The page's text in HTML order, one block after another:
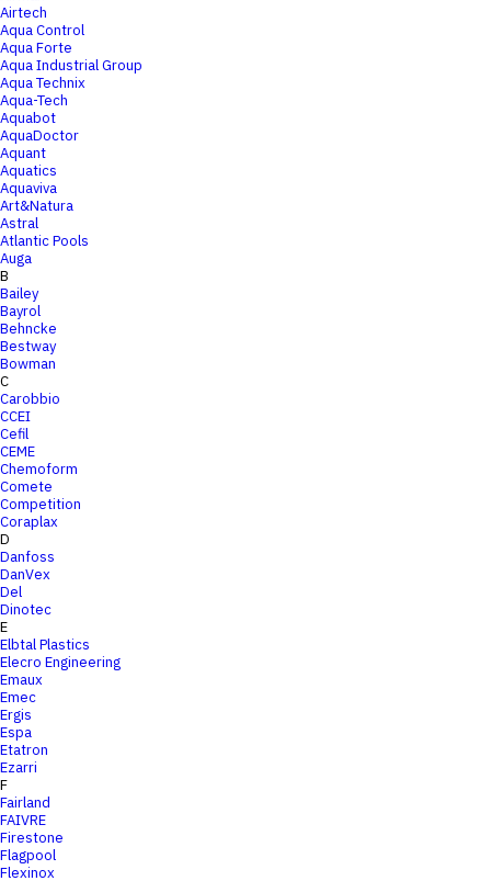
Airtech
Aqua Control
Aqua Forte
Aqua Industrial Group
Aqua Technix
Aqua-Tech
Aquabot
AquaDoctor
Aquant
Aquatics
Aquaviva
Art&Natura
Astral
Atlantic Pools
Auga
B
Bailey
Bayrol
Behncke
Bestway
Bowman
C
Carobbio
CCEI
Cefil
CEME
Chemoform
Comete
Competition
Coraplax
D
Danfoss
DanVex
Del
Dinotec
E
Elbtal Plastics
Elecro Engineering
Emaux
Emec
Ergis
Espa
Etatron
Ezarri
F
Fairland
FAIVRE
Firestone
Flagpool
Flexinox